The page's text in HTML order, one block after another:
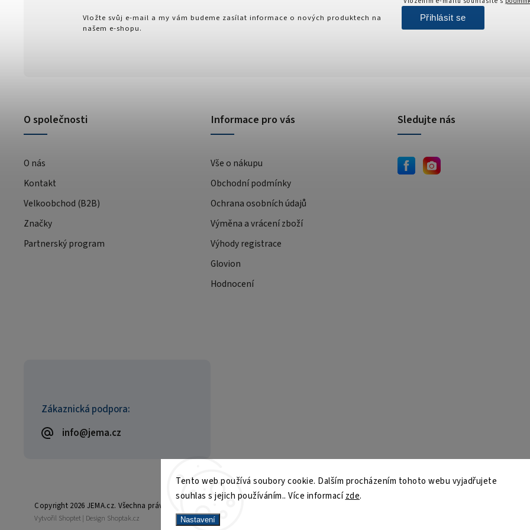
Tento web používá soubory cookie. Dalším procházením tohoto webu vyjadřujete
souhlas s jejich používáním.. Více informacízde.
Nastavení
Zákaznická podpora:
info@jema.cz
O společnosti
O nás
Kontakt
Velkoobchod (B2B)
Značky
Partnerský program
Informace pro vás
Vše o nákupu
Obchodní podmínky
Ochrana osobních údajů
Výměna a vrácení zboží
Výhody registrace
Glovion
Hodnocení
Vložte svůj e-mail a my vám budeme zasílat informace o nových produktech na
našem e-shopu.
Přihlásit se
Sledujte nás
Copyright 2026 JEMA.cz. Všechna práva vyhrazena.
Vytvořil Shoptet | Design Shoptak.cz